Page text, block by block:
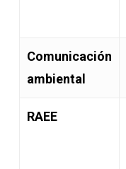
Comunicación
ambiental
RAEE